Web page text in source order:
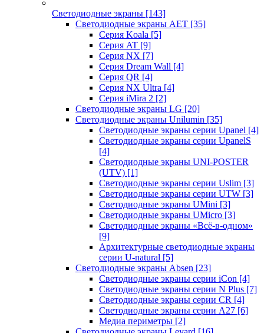
Светодиодные экраны [143]
Светодиодные экраны AET [35]
Cерия Koala [5]
Серия AT [9]
Серия NX [7]
Серия Dream Wall [4]
Серия QR [4]
Серия NX Ultra [4]
Серия iMira 2 [2]
Светодиодные экраны LG [20]
Светодиодные экраны Unilumin [35]
Светодиодные экраны серии Upanel [4]
Светодиодные экраны серии UpanelS
[4]
Светодиодные экраны UNI-POSTER
(UTV) [1]
Светодиодные экраны серии Uslim [3]
Светодиодные экраны серии UTW [3]
Светодиодные экраны UMini [3]
Светодиодные экраны UMicro [3]
Светодиодные экраны «Всё-в-одном»
[9]
Архитектурные светодиодные экраны
серии U-natural [5]
Светодиодные экраны Absen [23]
Светодиодные экраны серии iCon [4]
Светодиодные экраны серии N Plus [7]
Светодиодные экраны серии CR [4]
Светодиодные экраны серии А27 [6]
Медиа периметры [2]